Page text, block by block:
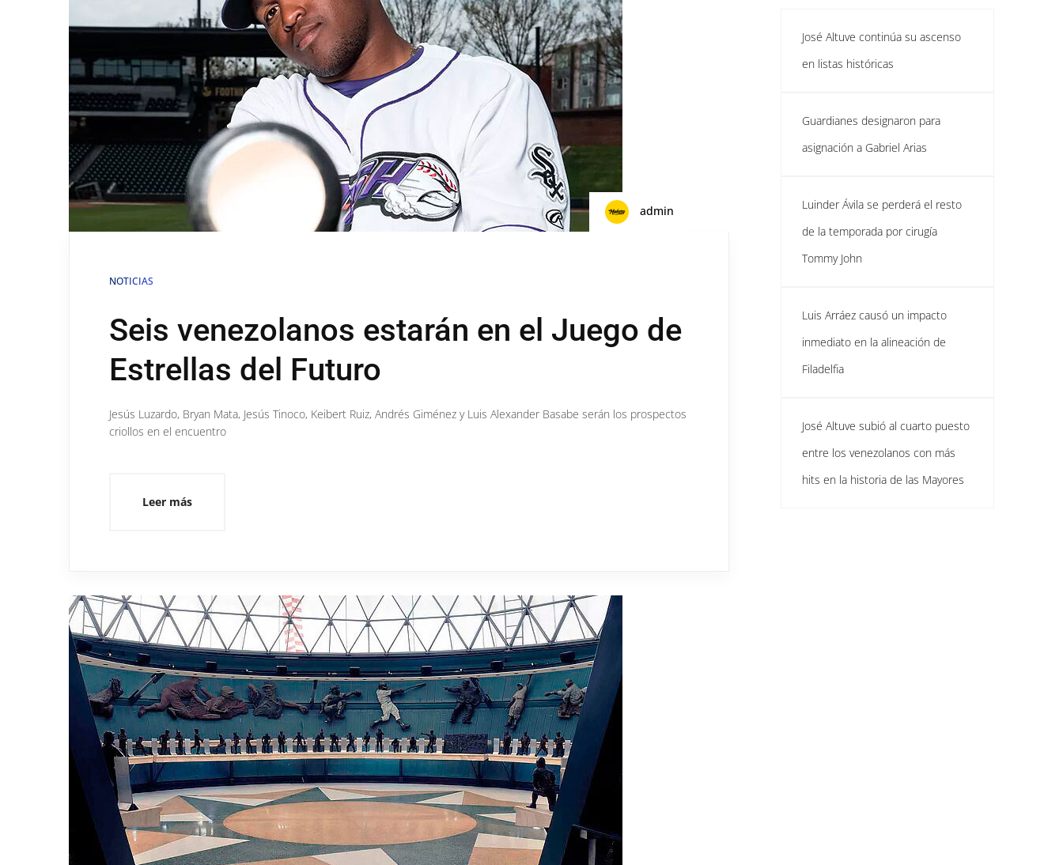
admin
NOTICIAS
Seis venezolanos estarán en el Juego de
Estrellas del Futuro
Jesús Luzardo, Bryan Mata, Jesús Tinoco, Keibert Ruiz, Andrés Giménez y Luis Alexander Basabe serán los prospectos
criollos en el encuentro
Leer más
José Altuve continúa su ascenso
en listas históricas
Guardianes designaron para
asignación a Gabriel Arias
Luinder Ávila se perderá el resto
de la temporada por cirugía
Tommy John
Luis Arráez causó un impacto
inmediato en la alineación de
Filadelfia
José Altuve subió al cuarto puesto
entre los venezolanos con más
hits en la historia de las Mayores